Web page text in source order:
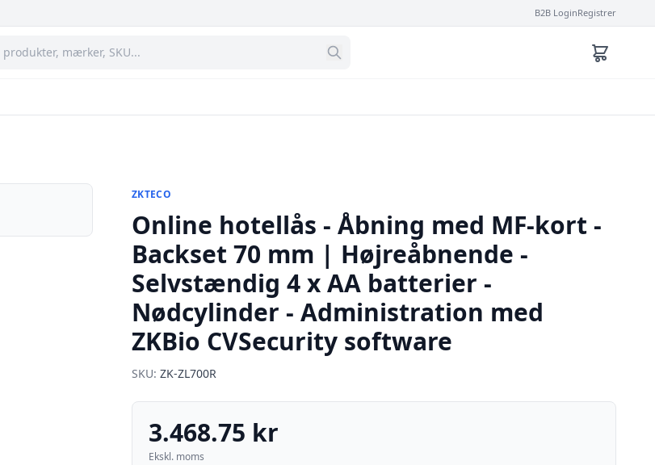
B2B LoginRegistrer
ZKTECO
Online hotellås - Åbning med MF-kort -
Backset 70 mm | Højreåbnende -
Selvstændig 4 x AA batterier -
Nødcylinder - Administration med
ZKBio CVSecurity software
SKU: ZK-ZL700R
3.468.75 kr
Ekskl. moms